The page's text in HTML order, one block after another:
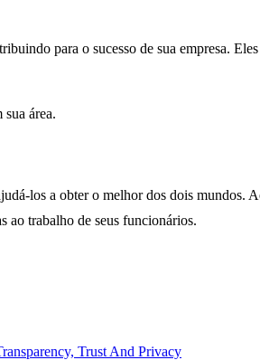
para o sucesso de sua empresa.
área.
los a obter o melhor dos dois mundos.
ao trabalho de seus funcionários.
Trust And Privacy